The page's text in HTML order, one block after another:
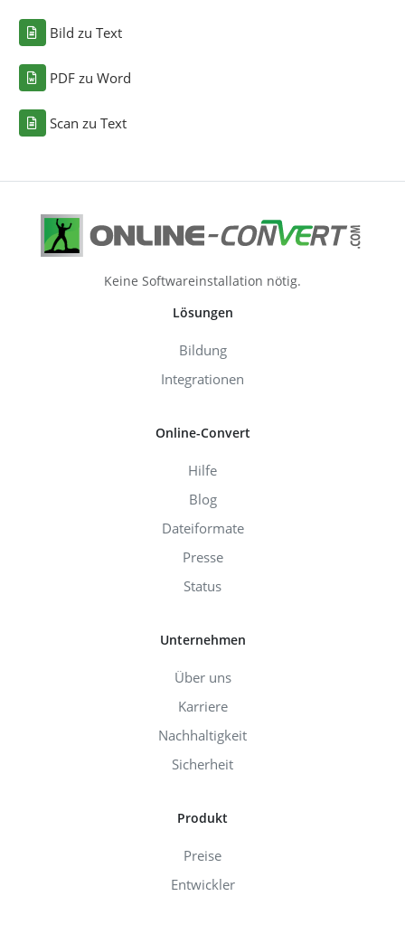
Bild zu Text
PDF zu Word
Scan zu Text
Keine Softwareinstallation nötig.
Lösungen
Bildung
Integrationen
Online-Convert
Hilfe
Blog
Dateiformate
Presse
Status
Unternehmen
Über uns
Karriere
Nachhaltigkeit
Sicherheit
Produkt
Preise
Entwickler